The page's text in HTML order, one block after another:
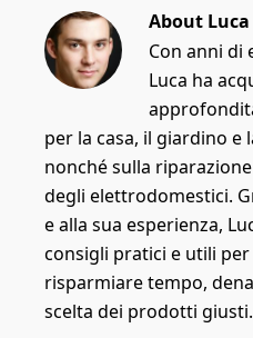
About
Con anni di
Luca ha
per la casa, il giardino e
nonché sulla
degli elettrodomestici.
e alla sua esperienza,
consigli pratici e utili
risparmiare tempo,
scelta dei prodotti giusti.